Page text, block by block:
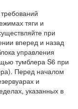
тяги и
при
вперед и назад
управления
тумблера S6 при
Перед началом
и
указанных в